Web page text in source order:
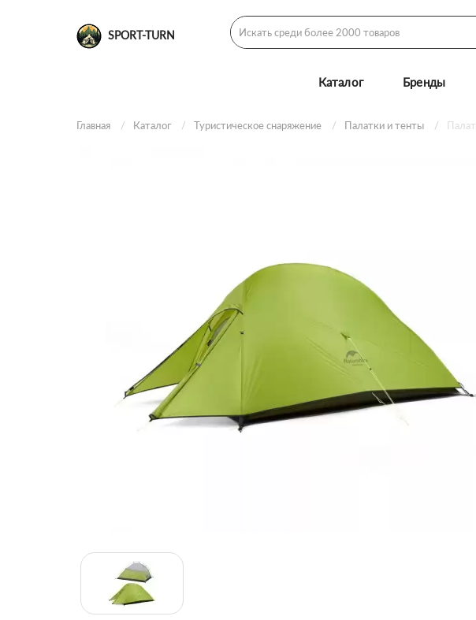
SPORT-TURN
Каталог Бренды
Главная Каталог Туристическое снаряжение Палатки и тенты